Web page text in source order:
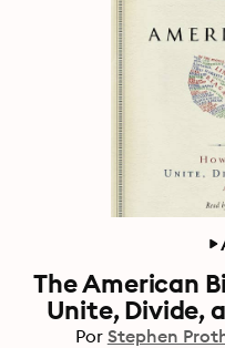
The American
Unite, Divide,
Por Stephen